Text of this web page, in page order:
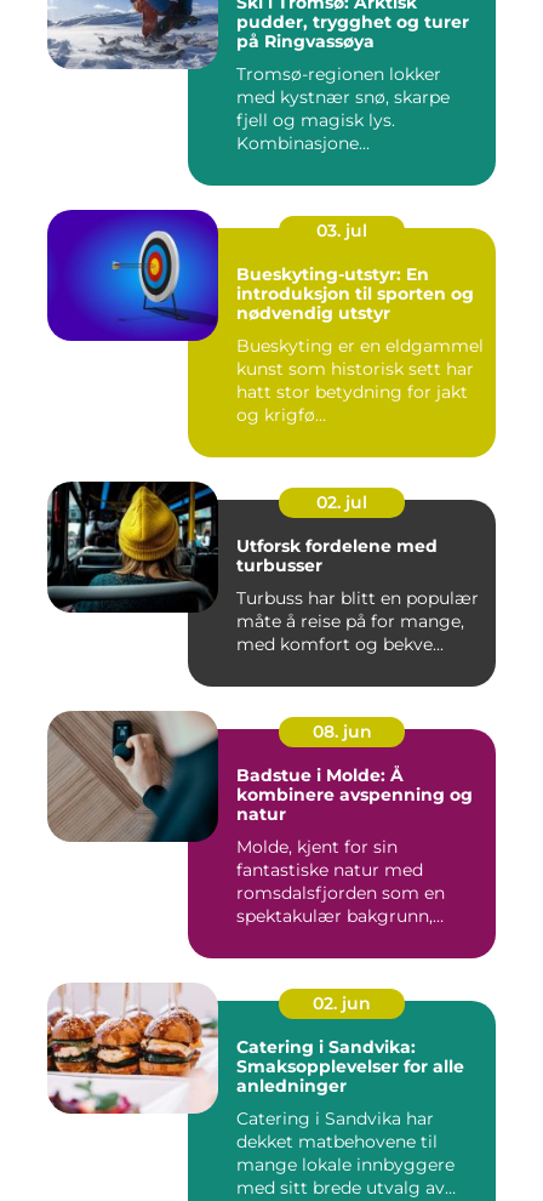
pudder, trygghet og turer
på Ringvassøya
Tromsø-regionen lokker
med kystnær snø, skarpe
fjell og magisk lys.
Kombinasjone...
03. jul
Bueskyting-utstyr: En
introduksjon til sporten og
nødvendig utstyr
Bueskyting er en eldgammel
kunst som historisk sett har
hatt stor betydning for jakt
og krigfø...
02. jul
Utforsk fordelene med
turbusser
Turbuss har blitt en populær
måte å reise på for mange,
med komfort og bekve...
08. jun
Badstue i Molde: Å
kombinere avspenning og
natur
Molde, kjent for sin
fantastiske natur med
romsdalsfjorden som en
spektakulær bakgrunn,
02. jun
Catering i Sandvika:
Smaksopplevelser for alle
anledninger
Catering i Sandvika har
dekket matbehovene til
mange lokale innbyggere
med sitt brede utvalg av